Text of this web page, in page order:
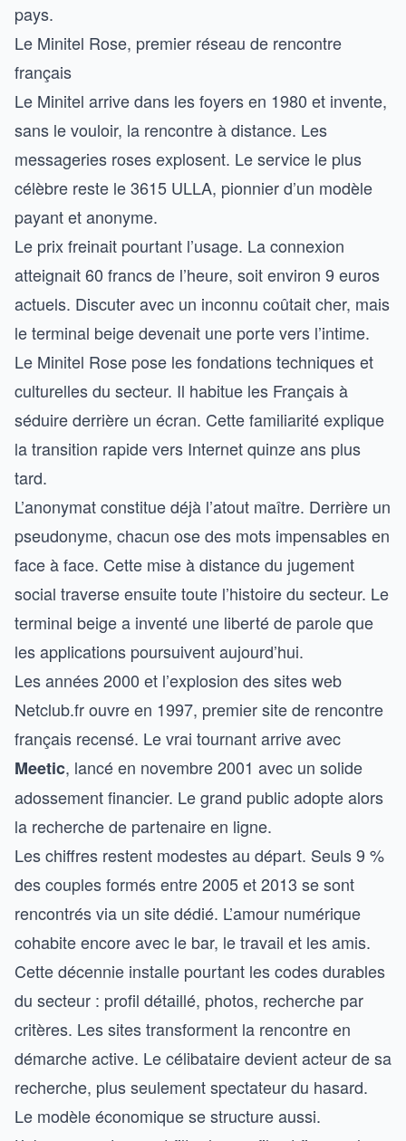
pays.
Le Minitel Rose, premier réseau de rencontre
français
Le Minitel arrive dans les foyers en 1980 et invente,
sans le vouloir, la rencontre à distance. Les
messageries roses explosent. Le service le plus
célèbre reste le 3615 ULLA, pionnier d’un modèle
payant et anonyme.
Le prix freinait pourtant l’usage. La connexion
atteignait 60 francs de l’heure, soit environ 9 euros
actuels. Discuter avec un inconnu coûtait cher, mais
le terminal beige devenait une porte vers l’intime.
Le Minitel Rose pose les fondations techniques et
culturelles du secteur. Il habitue les Français à
séduire derrière un écran. Cette familiarité explique
la transition rapide vers Internet quinze ans plus
tard.
L’anonymat constitue déjà l’atout maître. Derrière un
pseudonyme, chacun ose des mots impensables en
face à face. Cette mise à distance du jugement
social traverse ensuite toute l’histoire du secteur. Le
terminal beige a inventé une liberté de parole que
les applications poursuivent aujourd’hui.
Les années 2000 et l’explosion des sites web
Netclub.fr ouvre en 1997, premier site de rencontre
français recensé. Le vrai tournant arrive avec
Meetic, lancé en novembre 2001 avec un solide
adossement financier. Le grand public adopte alors
la recherche de partenaire en ligne.
Les chiffres restent modestes au départ. Seuls 9 %
des couples formés entre 2005 et 2013 se sont
rencontrés via un site dédié. L’amour numérique
cohabite encore avec le bar, le travail et les amis.
Cette décennie installe pourtant les codes durables
du secteur : profil détaillé, photos, recherche par
critères. Les sites transforment la rencontre en
démarche active. Le célibataire devient acteur de sa
recherche, plus seulement spectateur du hasard.
Le modèle économique se structure aussi.